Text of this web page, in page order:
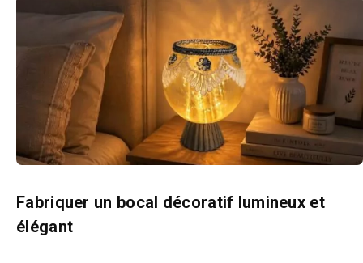
Fabriquer un bocal décoratif lumineux et
élégant